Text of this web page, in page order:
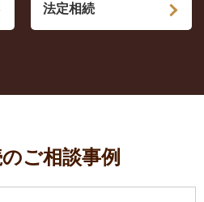
法定相続
ご相談事例